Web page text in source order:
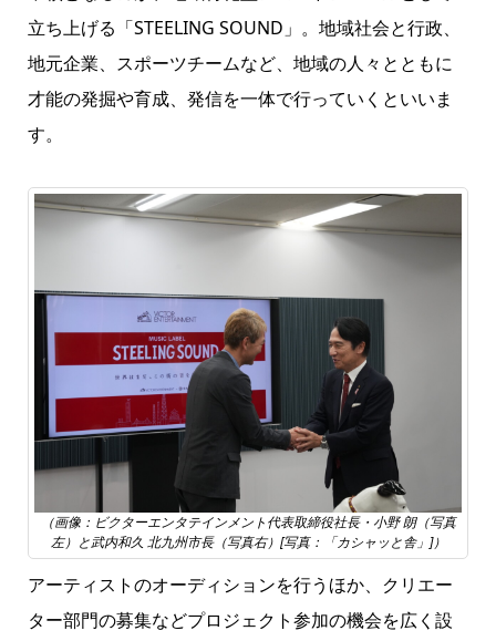
立ち上げる「STEELING SOUND」。地域社会と行政、
地元企業、スポーツチームなど、地域の人々とともに
才能の発掘や育成、発信を一体で行っていくといいま
す。
（画像：ビクターエンタテインメント代表取締役社長・小野 朗（写真
左）と武内和久 北九州市長（写真右）[写真：「カシャッと舎」]）
アーティストのオーディションを行うほか、クリエー
ター部門の募集などプロジェクト参加の機会を広く設